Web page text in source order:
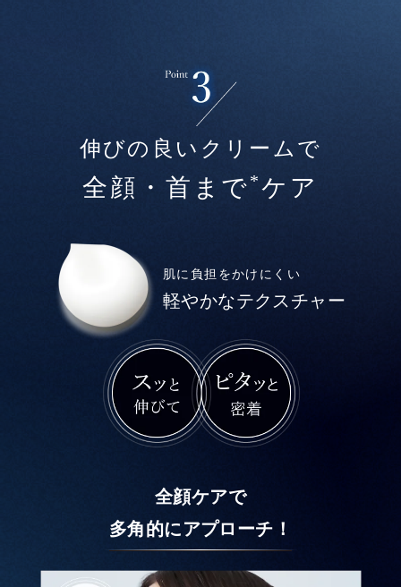
伸びの良いクリームで
全顔・首まで*ケア
肌に負担をかけにくい
軽やかなテクスチャー
全顔ケアで
多角的にアプローチ！